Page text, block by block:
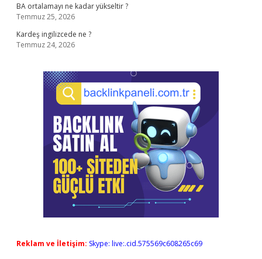
BA ortalamayı ne kadar yükseltir ?
Temmuz 25, 2026
Kardeş ingilizcede ne ?
Temmuz 24, 2026
Reklam ve İletişim: Skype: live:.cid.575569c608265c69